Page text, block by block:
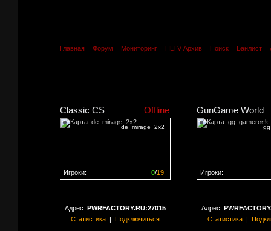
Главная Форум Мониторинг HLTV Архив Поиск Банлист
Classic CS Offline
de_mirage_2x2
0/19
Игроки:
GunGame World
Игроки:
Адрес: PWRFACTORY.RU:27015
Статистика| Подключиться
Адрес:
Статистика|